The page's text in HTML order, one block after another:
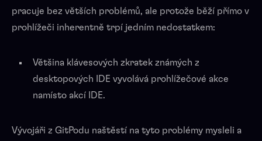
pracuje bez větších problémů, ale protože běží přímo v
prohlížeči inherentně trpí jedním nedostatkem:
Většina klávesových zkratek známých z
desktopových IDE vyvolává prohlížečové akce
namísto akcí IDE.
Vývojáři z GitPodu naštěstí na tyto problémy mysleli a